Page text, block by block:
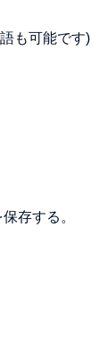
も可能です)
存する。